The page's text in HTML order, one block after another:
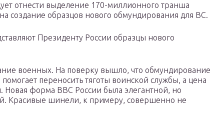
отнести выделение 170-миллионного транша
создание образцов нового обмундирования для ВС.
Президенту России образцы нового
военных. На поверку вышло, что обмундирование
переносить тяготы воинской службы, а цена
Новая форма ВВС России была элегантной, но
Красивые шинели, к примеру, совершенно не